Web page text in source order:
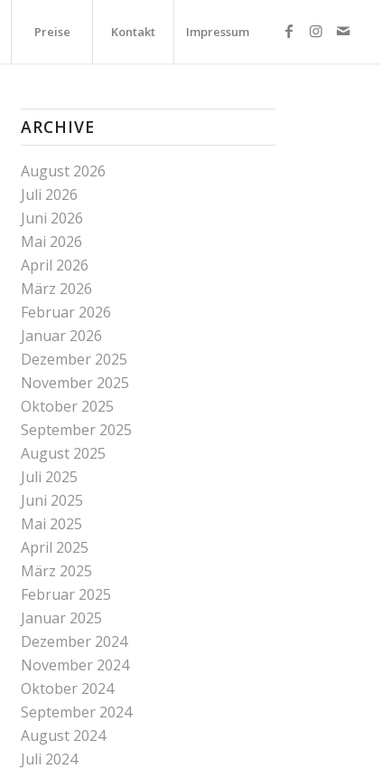
Preise Kontakt Impressum
ARCHIVE
August 2026
Juli 2026
Juni 2026
Mai 2026
April 2026
März 2026
Februar 2026
Januar 2026
Dezember 2025
November 2025
Oktober 2025
September 2025
August 2025
Juli 2025
Juni 2025
Mai 2025
April 2025
März 2025
Februar 2025
Januar 2025
Dezember 2024
November 2024
Oktober 2024
September 2024
August 2024
Juli 2024